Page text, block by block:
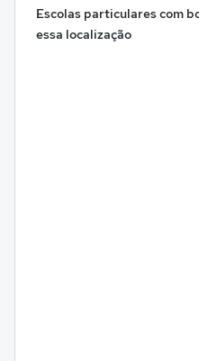
Escolas particulares com
essa localização